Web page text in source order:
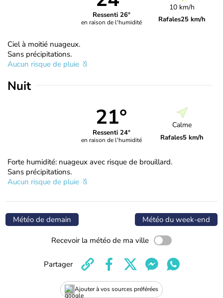
Ressenti 26°
en raison de l'humidité
10 km/h
Rafales25 km/h
Ciel à moitié nuageux.
Sans précipitations.
Aucun risque de pluie
Nuit
21°
Ressenti 24°
en raison de l'humidité
Calme
Rafales5 km/h
Forte humidité: nuageux avec risque de brouillard.
Sans précipitations.
Aucun risque de pluie
Météo de demain Météo du week-end
Recevoir la météo de ma ville
Ajouter à vos sources préférées
Partager